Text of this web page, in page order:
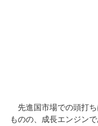
先進国市場での頭打ち
ものの、成長エンジン